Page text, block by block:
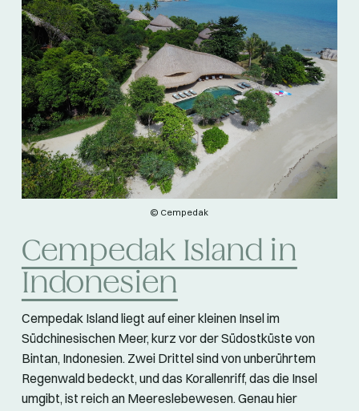
© Cempedak
Cempedak Island in
Indonesien
Cempedak Island liegt auf einer kleinen Insel im
Südchinesischen Meer, kurz vor der Südostküste von
Bintan, Indonesien. Zwei Drittel sind von unberührtem
Regenwald bedeckt, und das Korallenriff, das die Insel
umgibt, ist reich an Meereslebewesen. Genau hier